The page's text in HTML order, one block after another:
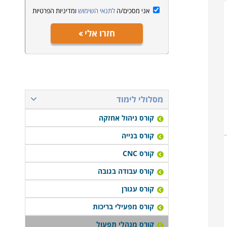
אני מסכים/הלתנאי השימוש ומדיניות הפרטיות
חזרו אלי
מסלולי לימוד
קורס ניהול אחזקה
קורס בנייה
קורס CNC
קורס עבודה בגובה
קורס עגורן
קורס מפעילי בריכות
קורס מנהלי תפעול